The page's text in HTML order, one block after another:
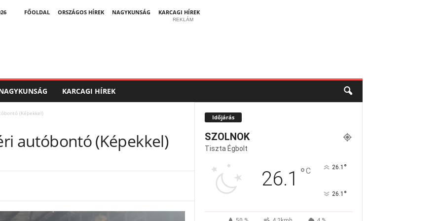
FŐOLDAL ORSZÁGOS HÍREK NAGYKUNSÁG KARCAGI HÍREK
REKLÁM
KARCAGI HÍREK
(Képekkel)
autóbontó (Képekkel)
Időjárás
SZOLNOK
Tiszta Égbolt
26.1 °C 26.1 °
26.1 °